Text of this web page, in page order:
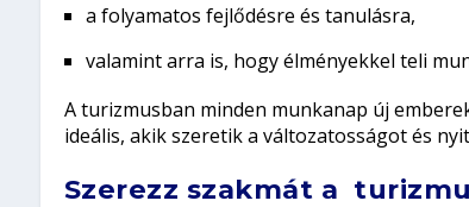
a folyamatos fejlődésre és tanulásra,
valamint arra is, hogy élményekkel teli
A turizmusban minden munkanap új
ideális, akik szeretik a változatosságot és
Szerezz szakmát a